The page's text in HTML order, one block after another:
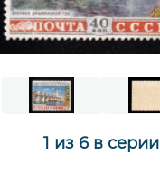
1 из 6 в серии